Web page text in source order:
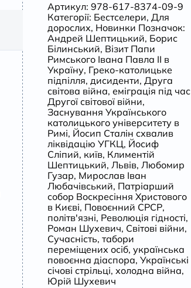
Артикул: 978-617-8374-09-9
Категорії: Бестселери, Для
дорослих, Новинки Позначок:
Андрей Шептицький, Борис
Білинський, Візит Папи
Римського Івана Павла II в
Україну, Греко-католицьке
підпілля, дисиденти, Друга
світова війна, еміграція під час
Другої світової війни,
Заснування Українського
католицького університету в
Римі, Йосип Сталін схвалив
ліквідацію УГКЦ, Йосиф
Сліпий, київ, Климентій
Шептицький, Львів, Любомир
Гузар, Мирослав Іван
Любачівський, Патріарший
собор Воскресіння Христового
в Києві, Повоєнний СРСР,
політв'язні, Революція гідності,
Роман Шухевич, Світові війни,
Сучасність, табори
переміщених осіб, українська
повоєнна діаспора, Українські
січові стрільці, холодна війна,
Юрій Шухевич